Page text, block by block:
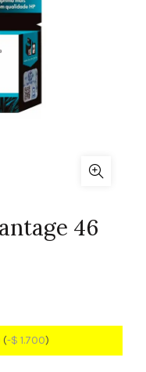
46
(-$ 1.700)